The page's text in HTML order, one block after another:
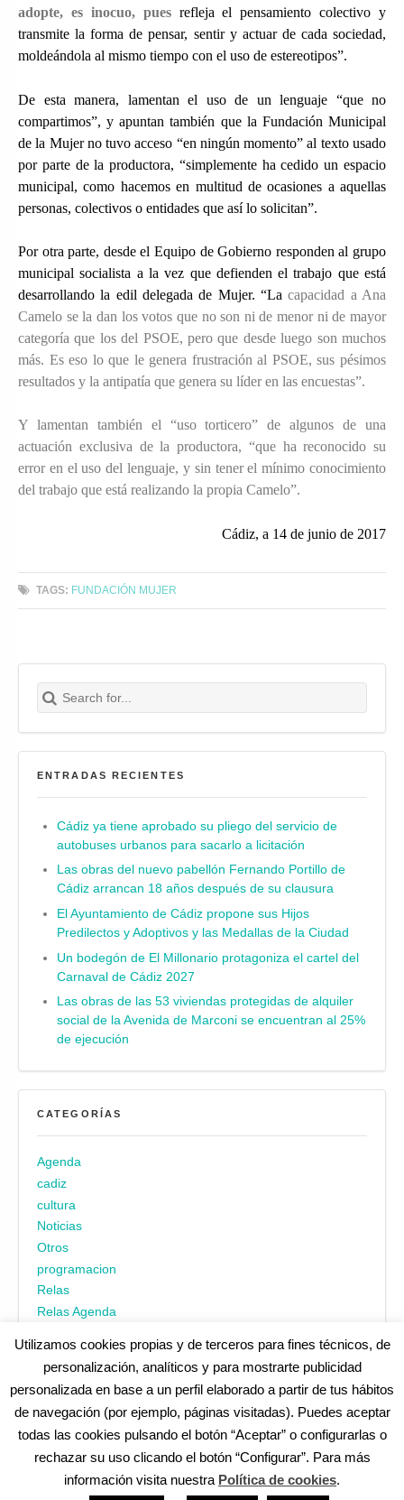
adopte, es inocuo, puesrefleja el pensamiento colectivo y
transmite la forma de pensar, sentir y actuar de cada sociedad,
moldeándola al mismo tiempo con el uso de estereotipos”.
De esta manera, lamentan el uso de un lenguaje “que no
compartimos”, y apuntan también que la Fundación Municipal
de la Mujer no tuvo acceso “en ningún momento” al texto usado
por parte de la productora, “simplemente ha cedido un espacio
municipal, como hacemos en multitud de ocasiones a aquellas
personas, colectivos o entidades que así lo solicitan”.
Por otra parte, desde el Equipo de Gobierno responden al grupo
municipal socialista a la vez que defienden el trabajo que está
desarrollando la edil delegada de Mujer. “Lacapacidad a Ana
Camelo se la dan los votos que no son ni de menor ni de mayor
categoría que los del PSOE, pero que desde luego son muchos
más. Es eso lo que le genera frustración al PSOE, sus pésimos
resultados y la antipatía que genera su líder en las encuestas”.
Y lamentan también el “uso torticero” de algunos de una
actuación exclusiva de la productora, “que ha reconocido su
error en el uso del lenguaje, y sin tener el mínimo conocimiento
del trabajo que está realizando la propia Camelo”.
Cádiz, a 14 de junio de 2017
TAGS: FUNDACIÓN MUJER
Search for:
Buscar
ENTRADAS RECIENTES
Cádiz ya tiene aprobado su pliego del servicio de
autobuses urbanos para sacarlo a licitación
Las obras del nuevo pabellón Fernando Portillo de
Cádiz arrancan 18 años después de su clausura
El Ayuntamiento de Cádiz propone sus Hijos
Predilectos y Adoptivos y las Medallas de la Ciudad
Un bodegón de El Millonario protagoniza el cartel del
Carnaval de Cádiz 2027
Las obras de las 53 viviendas protegidas de alquiler
social de la Avenida de Marconi se encuentran al 25%
de ejecución
CATEGORÍAS
Agenda
cadiz
cultura
Noticias
Otros
programacion
Relas
Relas Agenda
¿No encuentras alguna cosa? Echa un vistazo encadiz.es|
Aviso legal| Política de privacidad|Accesibilidad| Política de
Utilizamos cookies propias y de terceros para fines técnicos, de
personalización, analíticos y para mostrarte publicidad
personalizada en base a un perfil elaborado a partir de tus hábitos
de navegación (por ejemplo, páginas visitadas). Puedes aceptar
todas las cookies pulsando el botón “Aceptar” o configurarlas o
rechazar su uso clicando el botón “Configurar”. Para más
información visita nuestra Política de cookies.